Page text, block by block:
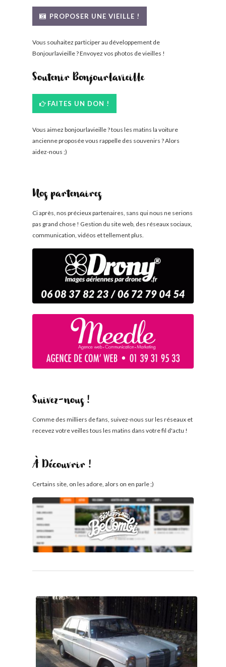
PROPOSER UNE VIEILLE !
Vous souhaitez participer au développement de
Bonjourlavieille ? Envoyez vos photos de vieilles !
Soutenir Bonjourlavieille
FAITES UN DON !
Vous aimez bonjourlavieille ? tous les matins la voiture
ancienne proposée vous rappelle des souvenirs ? Alors
aidez-nous ;)
Nos partenaires
Ci après, nos précieux partenaires, sans qui nous ne serions
pas grand chose ! Gestion du site web, des réseaux sociaux,
communication, vidéos et tellement plus.
Suivez-nous !
Comme des milliers de fans, suivez-nous sur les réseaux et
recevez votre veilles tous les matins dans votre fil d'actu !
À Découvrir !
Certains site, on les adore, alors on en parle ;)